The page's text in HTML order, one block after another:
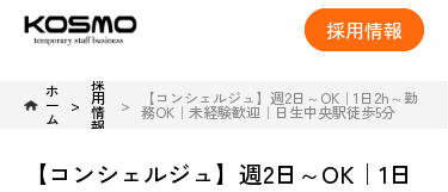
採用情報
ホ
ー
ム
採
用
情
報
【コンシェルジュ】週2日～OK｜1日2h～勤
務OK｜未経験歓迎｜日生中央駅徒歩5分
【コンシェルジュ】週2日～OK｜1日